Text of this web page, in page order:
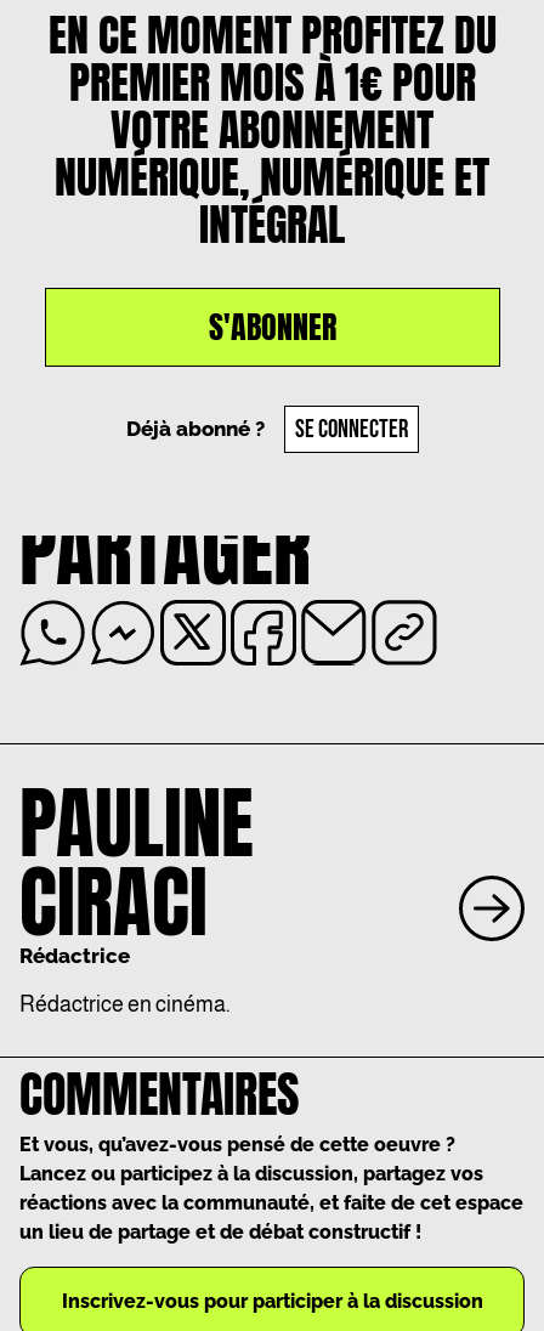
EN CE MOMENT PROFITEZ DU
PREMIER MOIS À 1€ POUR
VOTRE ABONNEMENT
NUMÉRIQUE, NUMÉRIQUE ET
INTÉGRAL
S'ABONNER
Déjà abonné ? SE CONNECTER
Pauline Ciraci, le
PARTAGER
PAULINE
CIRACI
Rédactrice
Rédactrice en cinéma.
COMMENTAIRES
Et vous, qu’avez-vous pensé de cette oeuvre ?
Lancez ou participez à la discussion, partagez vos
réactions avec la communauté, et faite de cet espace
un lieu de partage et de débat constructif !
Inscrivez-vous pour participer à la discussion